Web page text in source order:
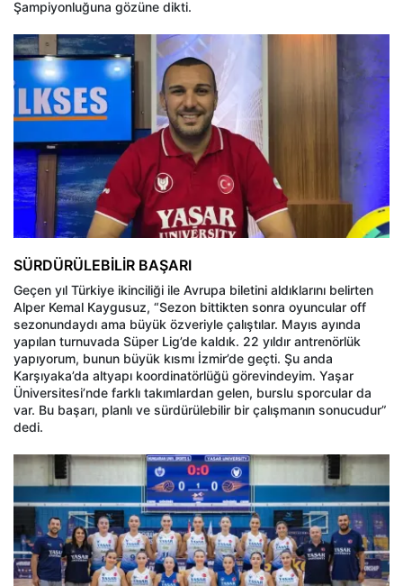
Şampiyonluğuna gözüne dikti.
SÜRDÜRÜLEBİLİR BAŞARI
Geçen yıl Türkiye ikinciliği ile Avrupa biletini aldıklarını belirten
Alper Kemal Kaygusuz, “Sezon bittikten sonra oyuncular off
sezonundaydı ama büyük özveriyle çalıştılar. Mayıs ayında
yapılan turnuvada Süper Lig’de kaldık. 22 yıldır antrenörlük
yapıyorum, bunun büyük kısmı İzmir’de geçti. Şu anda
Karşıyaka’da altyapı koordinatörlüğü görevindeyim. Yaşar
Üniversitesi’nde farklı takımlardan gelen, burslu sporcular da
var. Bu başarı, planlı ve sürdürülebilir bir çalışmanın sonucudur”
dedi.